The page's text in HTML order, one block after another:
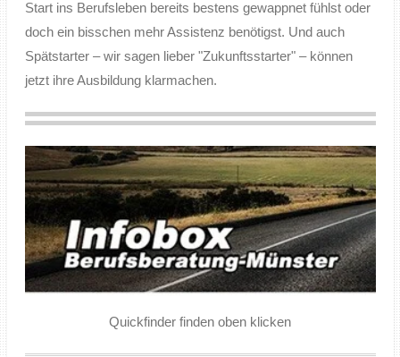
Start ins Berufsleben bereits bestens gewappnet fühlst oder
doch ein bisschen mehr Assistenz benötigst. Und auch
Spätstarter – wir sagen lieber "Zukunftsstarter" – können
jetzt ihre Ausbildung klarmachen.
Quickfinder finden oben klicken